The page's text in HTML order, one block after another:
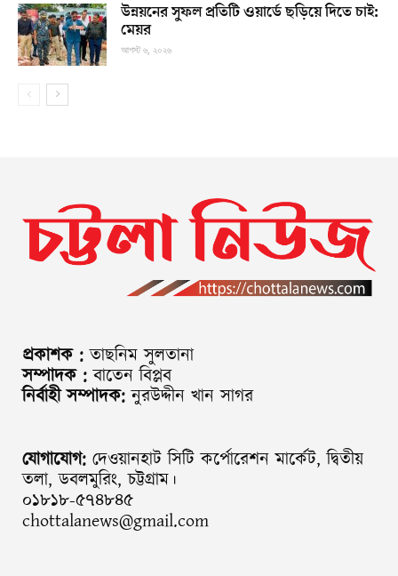
উন্নয়নের সুফল প্রতিটি ওয়ার্ডে ছড়িয়ে দিতে চাই:
মেয়র
আগস্ট ৬, ২০২৬
প্রকাশক : তাছনিম সুলতানা
সম্পাদক : বাতেন বিপ্লব
নির্বাহী সম্পাদক: নুরউদ্দীন খান সাগর
যোগাযোগ: দেওয়ানহাট সিটি কর্পোরেশন মার্কেট, দ্বিতীয়
তলা, ডবলমুরিং, চট্টগ্রাম।
০১৮১৮-৫৭৪৮৪৫
chottalanews@gmail.com